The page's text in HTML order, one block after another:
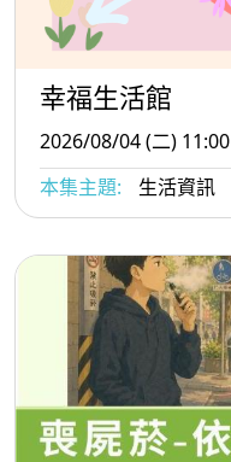
幸福生活館
2026/08/04 (二) 11:00
本集主題:
生活資訊